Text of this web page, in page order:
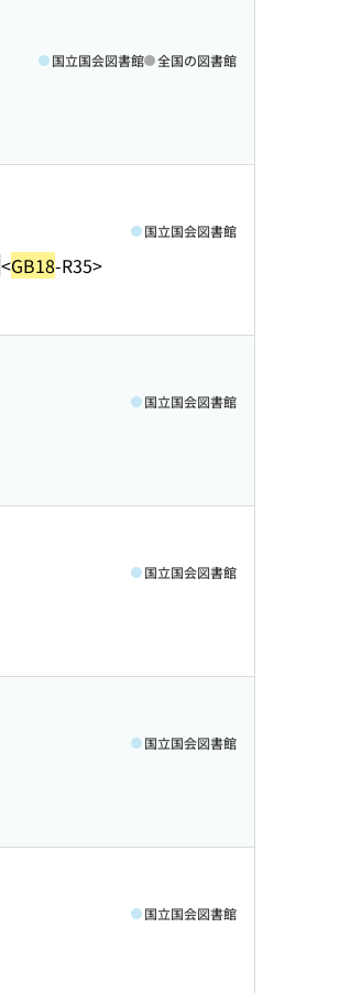
国立国会図書館 全国の図書館
<GB18-R35>
国立国会図書館
国立国会図書館
国立国会図書館
国立国会図書館
国立国会図書館